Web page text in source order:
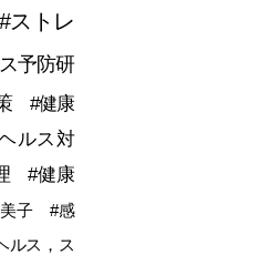
#ストレ
予防研
#健康
ルス対
#健康
子
#感
ルス，ス